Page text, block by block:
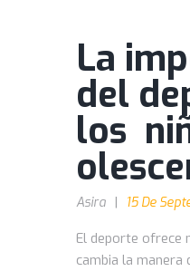
La
del
los
Asira 15 De
El deporte ofrece
cambia la manera